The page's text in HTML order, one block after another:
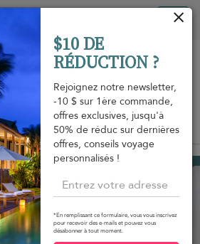
à partir de
Réduction -10%
$10 DE
RÉDUCTION ?
Rejoignez notre newsletter,
-10 $ sur 1ère commande,
offres exclusives, jusqu'à
50% de réduc sur dernières
offres, conseils voyage
personnalisés !
*En remplissant ce formulaire, vous vous inscrivez
pour recevoir des e-mails et pouvez vous
désabonner à tout moment.